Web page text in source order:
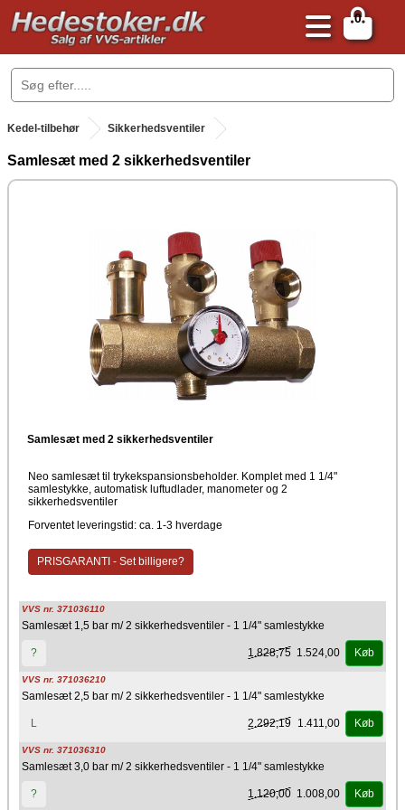
0
.
Kedel-tilbehør Sikkerhedsventiler
Samlesæt med 2 sikkerhedsventiler
Samlesæt med 2 sikkerhedsventiler
Neo samlesæt til trykekspansionsbeholder. Komplet med 1 1/4"
samlestykke, automatisk luftudlader, manometer og 2
sikkerhedsventiler
Forventet leveringstid: ca. 1-3 hverdage
PRISGARANTI - Set billigere?
VVS nr. 371036110
Samlesæt 1,5 bar m/ 2 sikkerhedsventiler - 1 1/4" samlestykke
? 1.828,75 1.524,00 Køb
VVS nr. 371036210
Samlesæt 2,5 bar m/ 2 sikkerhedsventiler - 1 1/4" samlestykke
L 2.292,19 1.411,00 Køb
VVS nr. 371036310
Samlesæt 3,0 bar m/ 2 sikkerhedsventiler - 1 1/4" samlestykke
? 1.120,00 1.008,00 Køb